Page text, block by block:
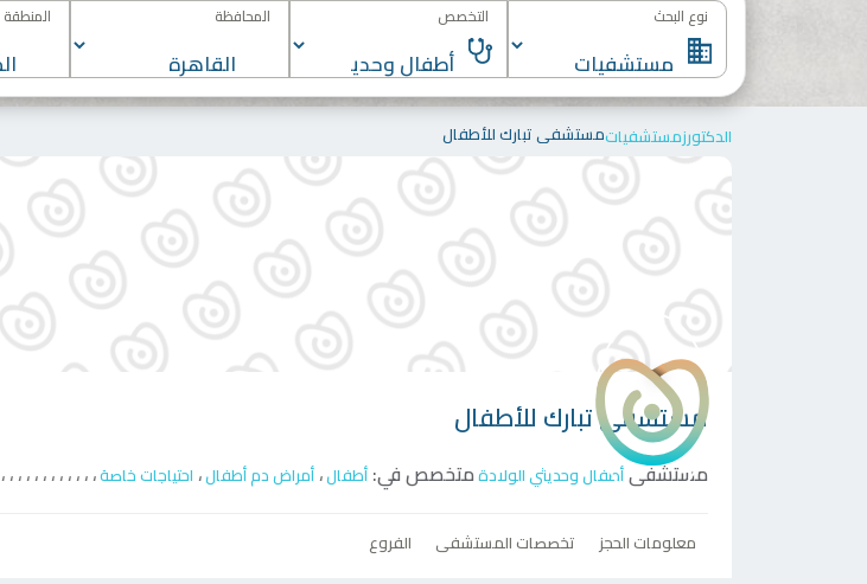
نوع البحث التخصص المحافظة المنطقة
الدكتورزمستشفياتمستشفى تبارك للأطفال
مستشفى تبارك للأطفال
مستشفىأطفال وحديثي الولادةمتخصص في: أطفال،أمراض دم أطفال، احتياجات خاصة،،،،،،،،،،،،
معلومات الحجز تخصصات المستشفى الفروع